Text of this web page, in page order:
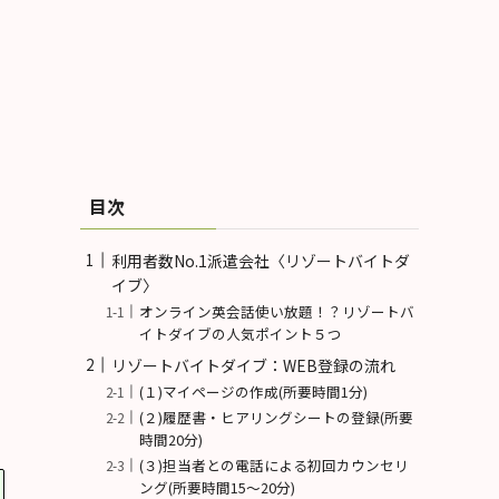
目次
利用者数No.1派遣会社〈リゾートバイトダ
イブ〉
オンライン英会話使い放題！？リゾートバ
イトダイブの人気ポイント５つ
リゾートバイトダイブ：WEB登録の流れ
(１)マイページの作成(所要時間1分)
(２)履歴書・ヒアリングシートの登録(所要
時間20分)
(３)担当者との電話による初回カウンセリ
ング(所要時間15～20分)